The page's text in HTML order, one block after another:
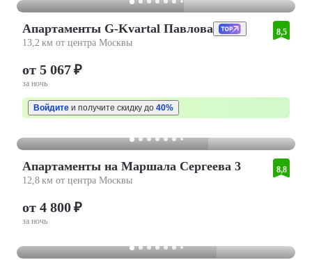
Апартаменты G-Kvartal Павлова
13,2 км от центра Москвы
8,5
от 5 067 ₽
за ночь
Войдите и получите скидку до 40%
Апартаменты на Маршала Сергеева 3
12,8 км от центра Москвы
8,8
от 4 800 ₽
за ночь